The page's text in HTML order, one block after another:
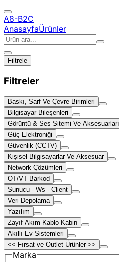
A8-B2C
AnasayfaÜrünler
Filtrele
Filtreler
Baskı, Sarf Ve Çevre Birimleri
Bilgisayar Bileşenleri
Görüntü & Ses Sitemi Ve Aksesuarları
Güç Elektroniği
Güvenlik (CCTV)
Kişisel Bilgisayarlar Ve Aksesuar
Network Çözümleri
OT/VT Barkod
Sunucu - Ws - Client
Veri Depolama
Yazılım
Zayıf Akım-Kablo-Kabin
Akıllı Ev Sistemleri
<< Fırsat ve Outlet Ürünler >>
Marka